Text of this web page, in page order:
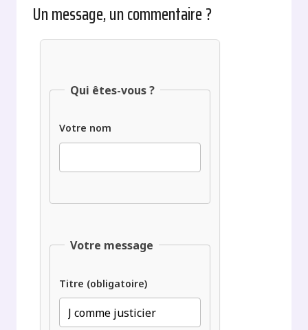
Un message, un commentaire ?
Qui êtes-vous ?
Votre nom
Votre message
Titre (obligatoire)